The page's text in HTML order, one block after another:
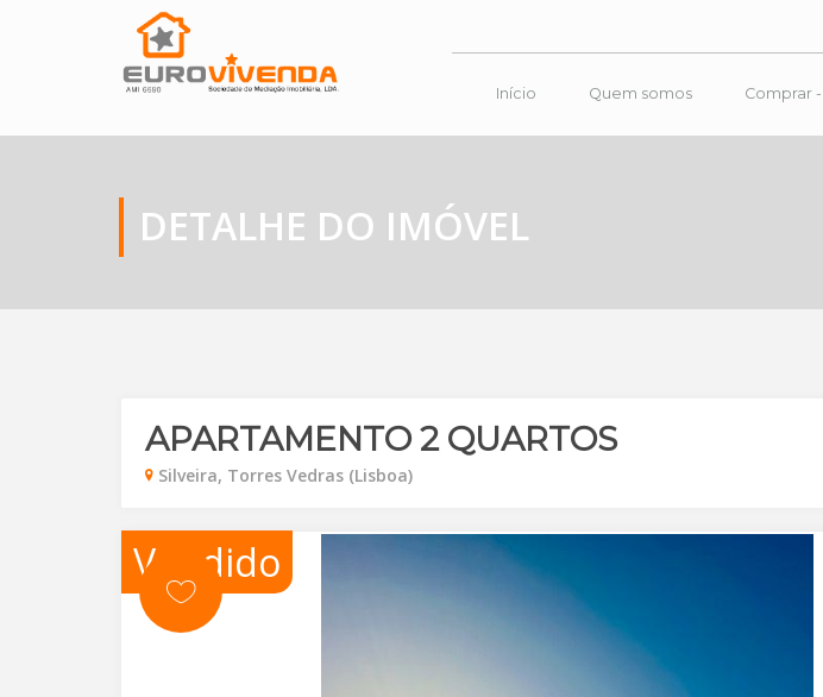
Início Quem somos Comprar
DETALHE DO IMÓVEL
APARTAMENTO 2 QUARTOS
Silveira, Torres Vedras (Lisboa)
Vendido